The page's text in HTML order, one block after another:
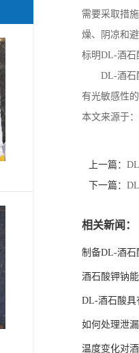
需要采取措
燥、阴凉和
标明DL-酒石
DL-酒石
有光敏感性
本文来源于
上一篇：
下一篇：
相关新闻：
制备DL-酒石
酒石酸钾钠
DL-酒石酸具
如何处理泄
温度变化对